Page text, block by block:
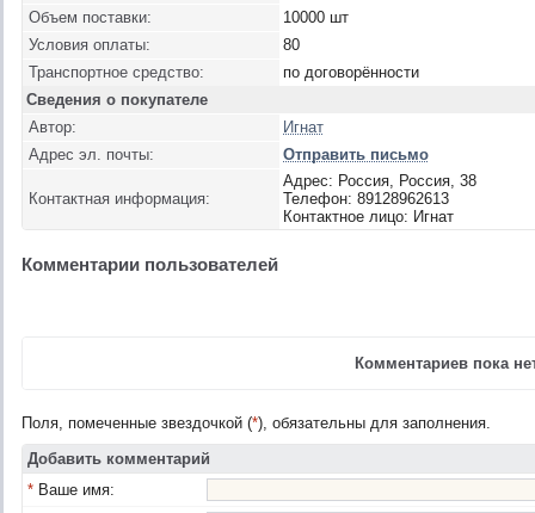
Объем поставки:
10000 шт
Условия оплаты:
80
Транспортное средство:
по договорённости
Сведения о покупателе
Автор:
Игнат
Адрес эл. почты:
Отправить письмо
Контактная информация:
Адрес: Россия, Россия, 38
Телефон: 89128962613
Контактное лицо: Игнат
Комментарии пользователей
Комментариев пока
Поля, помеченные звездочкой (*), обязательны для заполнения.
Добавить комментарий
* Ваше имя: